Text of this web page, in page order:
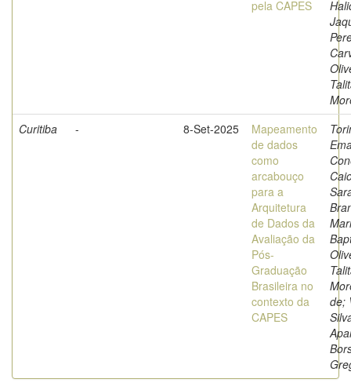
pela CAPES
Curitiba
- 8-Set-2025
Mapeamento
de dados
como
arcabouço
para a
Arquitetura
de Dados da
Avaliação da
Pós-
Graduação
Brasileira no
contexto da
CAPES
de;